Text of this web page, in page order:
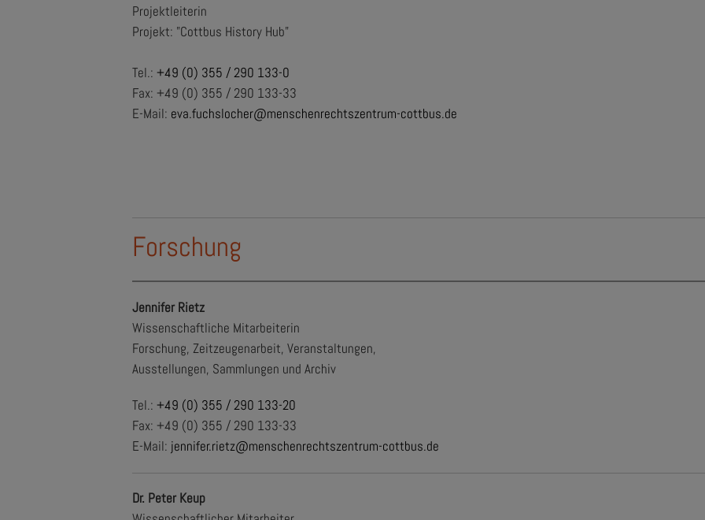
Projektleiterin
Projekt: "Cottbus History Hub"
Tel.: +49 (0) 355 / 290 133-0
Fax: +49 (0) 355 / 290 133-33
E-Mail: eva.fuchslocher@menschenrechtszentrum-cottbus.de
Forschung
Jennifer Rietz
Wissenschaftliche Mitarbeiterin
Forschung, Zeitzeugenarbeit, Veranstaltungen,
Ausstellungen, Sammlungen und Archiv
Tel.: +49 (0) 355 / 290 133-20
Fax: +49 (0) 355 / 290 133-33
E-Mail: jennifer.rietz@menschenrechtszentrum-cottbus.de
Dr. Peter Keup